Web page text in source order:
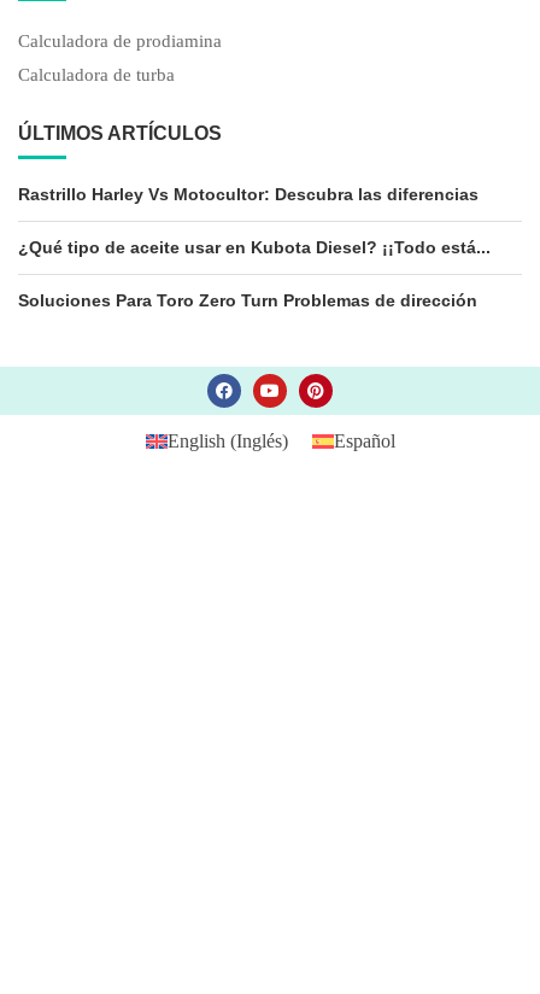
Calculadora de prodiamina
Calculadora de turba
ÚLTIMOS ARTÍCULOS
Rastrillo Harley Vs Motocultor: Descubra las diferencias
¿Qué tipo de aceite usar en Kubota Diesel? ¡¡Todo está...
Soluciones Para Toro Zero Turn Problemas de dirección
English (Inglés) Español